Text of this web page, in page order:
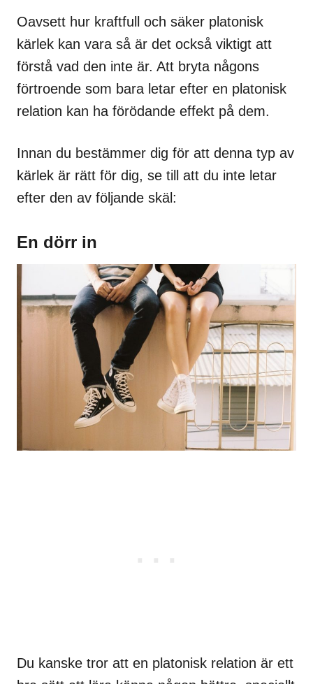
Oavsett hur kraftfull och säker platonisk
kärlek kan vara så är det också viktigt att
förstå vad den inte är. Att bryta någons
förtroende som bara letar efter en platonisk
relation kan ha förödande effekt på dem.
Innan du bestämmer dig för att denna typ av
kärlek är rätt för dig, se till att du inte letar
efter den av följande skäl:
En dörr in
Du kanske tror att en platonisk relation är ett